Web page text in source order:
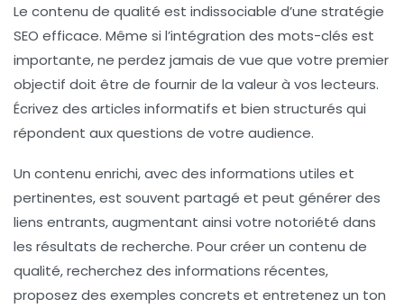
Le contenu de qualité est indissociable d’une stratégie
SEO efficace. Même si l’intégration des mots-clés est
importante, ne perdez jamais de vue que votre premier
objectif doit être de fournir de la valeur à vos lecteurs.
Écrivez des articles informatifs et bien structurés qui
répondent aux questions de votre audience.
Un contenu enrichi, avec des informations utiles et
pertinentes, est souvent partagé et peut générer des
liens entrants, augmentant ainsi votre notoriété dans
les résultats de recherche. Pour créer un contenu de
qualité, recherchez des informations récentes,
proposez des exemples concrets et entretenez un ton